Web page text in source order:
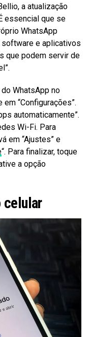
a atualização
essencial que se
WhatsApp
e aplicativos
que podem servir de
WhatsApp no
“Configurações”.
automaticamente”.
Wi-Fi. Para
em “Ajustes” e
“. Para finalizar, toque
a opção
celular